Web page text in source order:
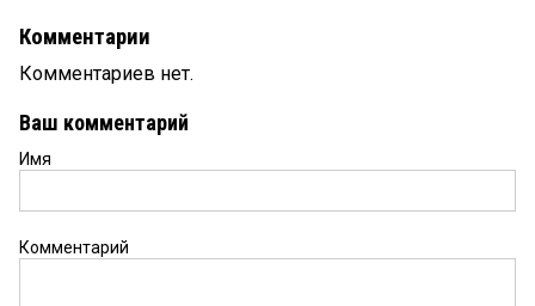
Комментарии
Комментариев нет.
Ваш комментарий
Имя
Комментарий